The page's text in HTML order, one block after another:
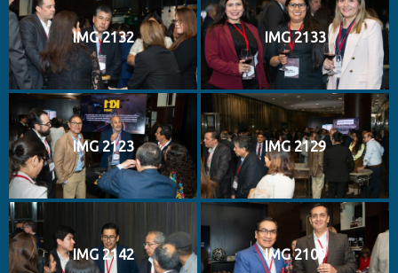
IMG 2132 IMG 2133
IMG 2123 IMG 2129
IMG 2142 IMG 2109